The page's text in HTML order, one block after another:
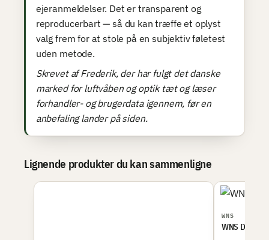
ejeranmeldelser. Det er transparent og
reproducerbart — så du kan træffe et oplyst
valg frem for at stole på en subjektiv føletest
uden metode.
Skrevet af Frederik, der har fulgt det danske
marked for luftvåben og optik tæt og læser
forhandler- og brugerdata igennem, før en
anbefaling lander på siden.
Lignende produkter du kan sammenligne
WNS
WNS Delta